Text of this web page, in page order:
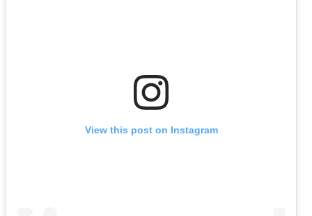
View this post on Instagram